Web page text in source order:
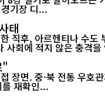
기장 디...
태
직후, 아르헨티나 수
"
재확인...